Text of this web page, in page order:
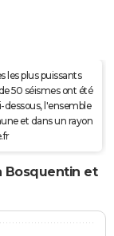
les plus puissants
50 séismes ont été
dessous, l'ensemble
et dans un rayon
Bosquentin et